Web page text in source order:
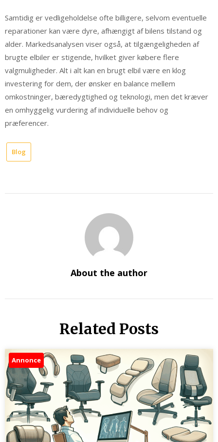
Samtidig er vedligeholdelse ofte billigere, selvom eventuelle
reparationer kan være dyre, afhængigt af bilens tilstand og
alder. Markedsanalysen viser også, at tilgængeligheden af
brugte elbiler er stigende, hvilket giver købere flere
valgmuligheder. Alt i alt kan en brugt elbil være en klog
investering for dem, der ønsker en balance mellem
omkostninger, bæredygtighed og teknologi, men det kræver
en omhyggelig vurdering af individuelle behov og
præferencer.
Blog
About the author
Related Posts
Annonce